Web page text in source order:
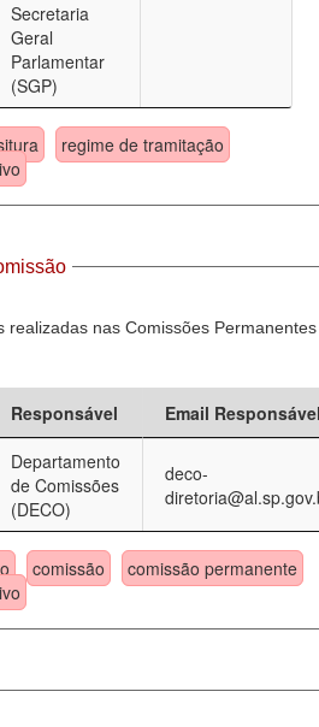
Secretaria
Geral
Parlamentar
(SGP)
regime de tramitação
realizadas nas Comissões
Responsável
Email
Departamento
de Comissões
(DECO)
deco-
comissão
comissão permanente